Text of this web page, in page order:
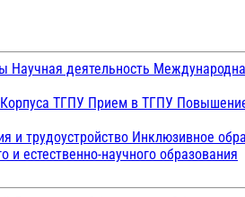
Научная деятельность
Корпуса ТГПУ Прием в ТГПУ
и трудоустройство Инклюзивное
и естественно-научного образования